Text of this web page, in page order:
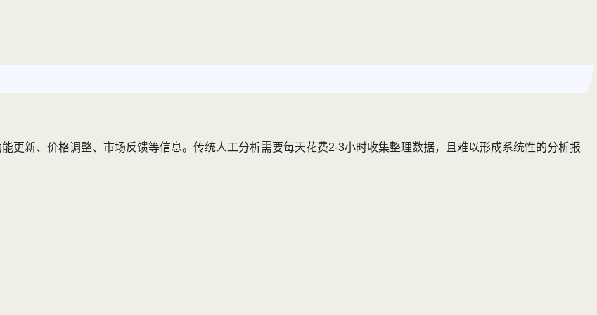
更新、价格调整、市场反馈等信息。传统人工分析需要每天花费2-3小时收集整理数据，且难以形成系统性的分析报